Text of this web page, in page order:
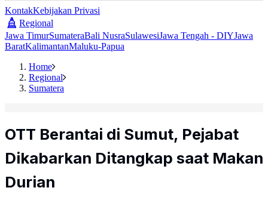
KontakKebijakan Privasi
Regional
Jawa TimurSumateraBali NusraSulawesiJawa Tengah - DIYJawa
BaratKalimantanMaluku-Papua
Home
Regional
Sumatera
OTT Berantai di Sumut, Pejabat
Dikabarkan Ditangkap saat Makan
Durian